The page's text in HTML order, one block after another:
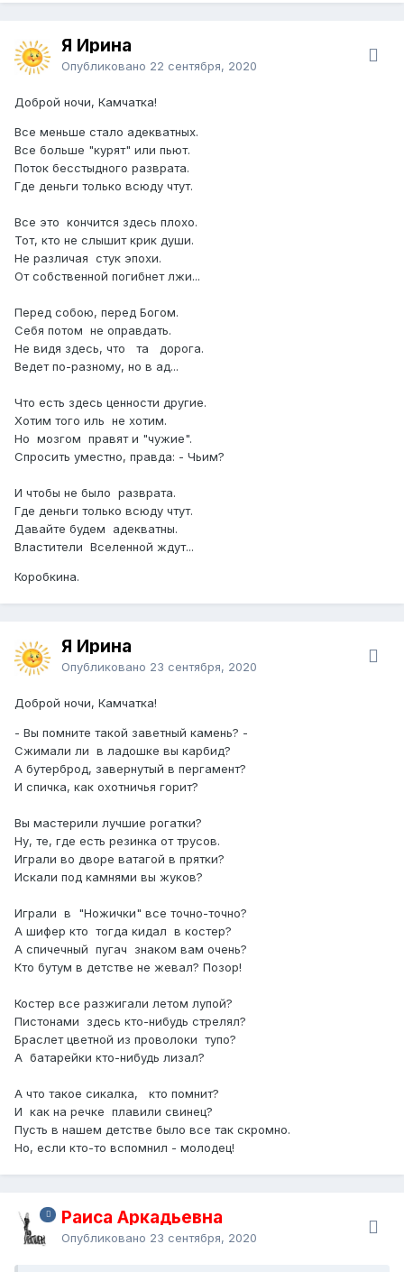
Я Ирина
Опубликовано 22 сентября, 2020
Доброй ночи, Камчатка!
Все меньше стало адекватных.
Все больше "курят" или пьют.
Поток бесстыдного разврата.
Где деньги только всюду чтут.
Все это кончится здесь плохо.
Тот, кто не слышит крик души.
Не различая стук эпохи.
От собственной погибнет лжи...
Перед собою, перед Богом.
Себя потом не оправдать.
Не видя здесь, что та дорога.
Ведет по-разному, но в ад...
Что есть здесь ценности другие.
Хотим того иль не хотим.
Но мозгом правят и "чужие".
Спросить уместно, правда: - Чьим?
И чтобы не было разврата.
Где деньги только всюду чтут.
Давайте будем адекватны.
Властители Вселенной ждут...
Коробкина.
Я Ирина
Опубликовано 23 сентября, 2020
Доброй ночи, Камчатка!
- Вы помните такой заветный камень? -
Сжимали ли в ладошке вы карбид?
А бутерброд, завернутый в пергамент?
И спичка, как охотничья горит?
Вы мастерили лучшие рогатки?
Ну, те, где есть резинка от трусов.
Играли во дворе ватагой в прятки?
Искали под камнями вы жуков?
Играли в "Ножички" все точно-точно?
А шифер кто тогда кидал в костер?
А спичечный пугач знаком вам очень?
Кто бутум в детстве не жевал? Позор!
Костер все разжигали летом лупой?
Пистонами здесь кто-нибудь стрелял?
Браслет цветной из проволоки тупо?
А батарейки кто-нибудь лизал?
А что такое сикалка, кто помнит?
И как на речке плавили свинец?
Пусть в нашем детстве было все так скромно.
Но, если кто-то вспомнил - молодец!
Раиса Аркадьевна
Опубликовано 23 сентября, 2020